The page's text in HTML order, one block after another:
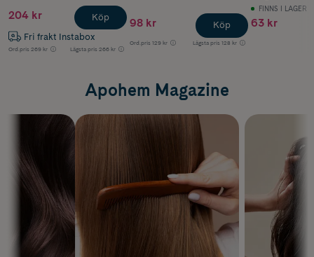
204 kr
Fri frakt Instabox
Ord.pris 269 kr Lägsta pris 266 kr
Köp 98 kr
Ord.pris 129 kr Lägsta pris 128 kr
Köp
FINNS I LAGER
63 kr
Apohem Magazine